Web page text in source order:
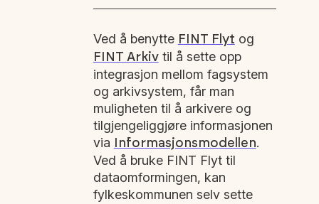
Ved å benytte FINT Flyt og
FINT Arkivtil å sette opp
integrasjon mellom fagsystem
og arkivsystem, får man
muligheten til å arkivere og
tilgjengeliggjøre informasjonen
via
Informasjonsmodellen.
Ved å bruke FINT Flyt til
dataomformingen, kan
fylkeskommunen selv sette